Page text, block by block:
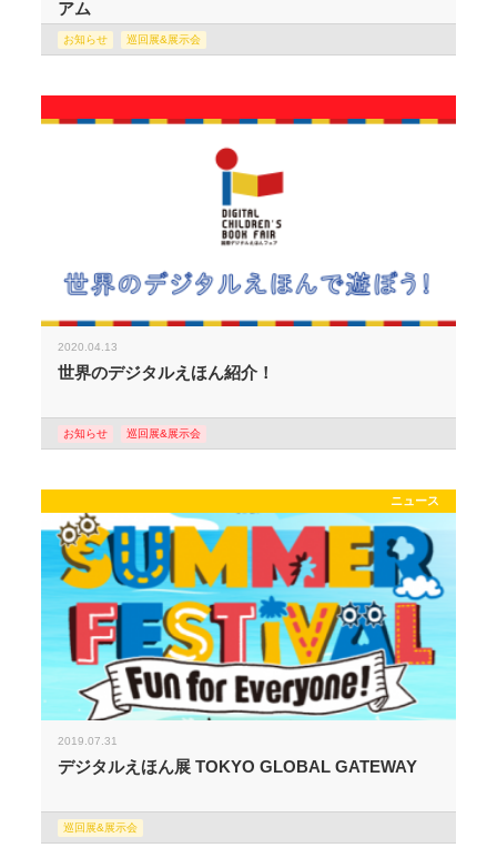
アム
お知らせ 巡回展&展示会
2020.04.13
世界のデジタルえほん紹介！
お知らせ 巡回展&展示会
ニュース
2019.07.31
デジタルえほん展 TOKYO GLOBAL GATEWAY
巡回展&展示会